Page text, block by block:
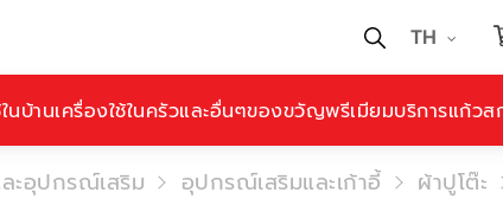
TH
นบ้านเครื่องใช้ในครัวและอื่นๆของขวัญพรีเมียมบริการแก้วส
ะอุปกรณ์เสริม อุปกรณ์เสริมและเก้าอี้ ผ้าปูโต๊ะ